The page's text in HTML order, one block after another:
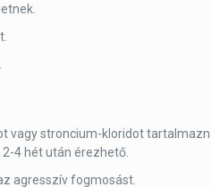
vagy stroncium-kloridot
4 hét után érezhető.
agresszív fogmosást.